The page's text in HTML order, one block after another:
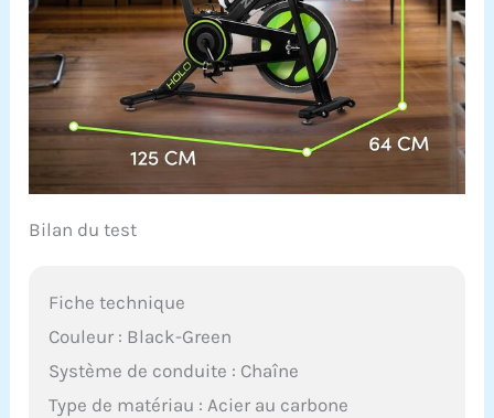
Bilan du test
Fiche technique
Couleur : Black-Green
Système de conduite : Chaîne
Type de matériau : Acier au carbone